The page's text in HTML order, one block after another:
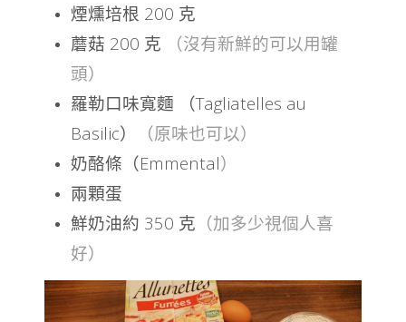
煙燻培根 200 克
蘑菇 200 克 （沒有新鮮的可以用罐
頭）
羅勒口味寬麵 （Tagliatelles au
Basilic）
（原味也可以）
奶酪條（Emmental）
兩顆蛋
鮮奶油約 350 克 （加多少視個人喜
好）